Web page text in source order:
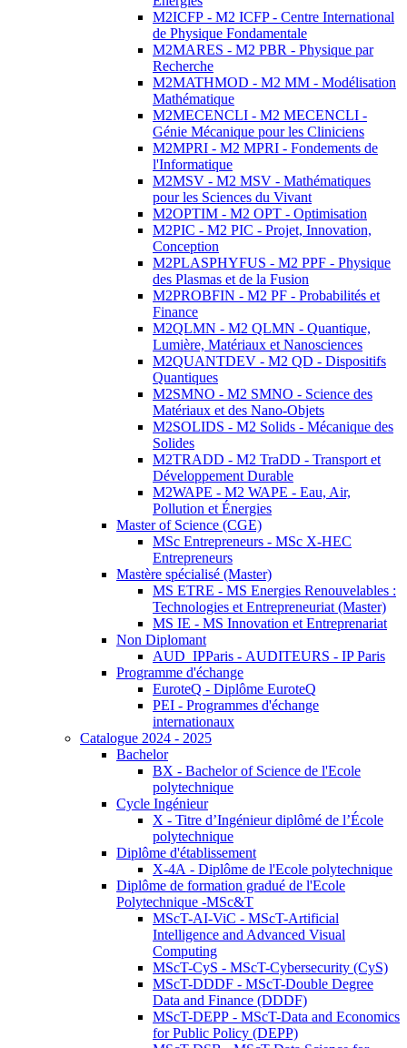
M2ICFP - M2 ICFP - Centre International
de Physique Fondamentale
M2MARES - M2 PBR - Physique par
Recherche
M2MATHMOD - M2 MM - Modélisation
Mathématique
M2MECENCLI - M2 MECENCLI -
Génie Mécanique pour les Cliniciens
M2MPRI - M2 MPRI - Fondements de
l'Informatique
M2MSV - M2 MSV - Mathématiques
pour les Sciences du Vivant
M2OPTIM - M2 OPT - Optimisation
M2PIC - M2 PIC - Projet, Innovation,
Conception
M2PLASPHYFUS - M2 PPF - Physique
des Plasmas et de la Fusion
M2PROBFIN - M2 PF - Probabilités et
Finance
M2QLMN - M2 QLMN - Quantique,
Lumière, Matériaux et Nanosciences
M2QUANTDEV - M2 QD - Dispositifs
Quantiques
M2SMNO - M2 SMNO - Science des
Matériaux et des Nano-Objets
M2SOLIDS - M2 Solids - Mécanique des
Solides
M2TRADD - M2 TraDD - Transport et
Développement Durable
M2WAPE - M2 WAPE - Eau, Air,
Pollution et Énergies
Master of Science (CGE)
MSc Entrepreneurs - MSc X-HEC
Entrepreneurs
Mastère spécialisé (Master)
MS ETRE - MS Energies Renouvelables :
Technologies et Entrepreneuriat (Master)
MS IE - MS Innovation et Entreprenariat
Non Diplomant
AUD_IPParis - AUDITEURS - IP Paris
Programme d'échange
EuroteQ - Diplôme EuroteQ
PEI - Programmes d'échange
internationaux
Catalogue 2024 - 2025
Bachelor
BX - Bachelor of Science de l'Ecole
polytechnique
Cycle Ingénieur
X - Titre d’Ingénieur diplômé de l’École
polytechnique
Diplôme d'établissement
X-4A - Diplôme de l'Ecole polytechnique
Diplôme de formation gradué de l'Ecole
Polytechnique -MSc&T
MScT-AI-ViC - MScT-Artificial
Intelligence and Advanced Visual
Computing
MScT-CyS - MScT-Cybersecurity (CyS)
MScT-DDDF - MScT-Double Degree
Data and Finance (DDDF)
MScT-DEPP - MScT-Data and Economics
for Public Policy (DEPP)